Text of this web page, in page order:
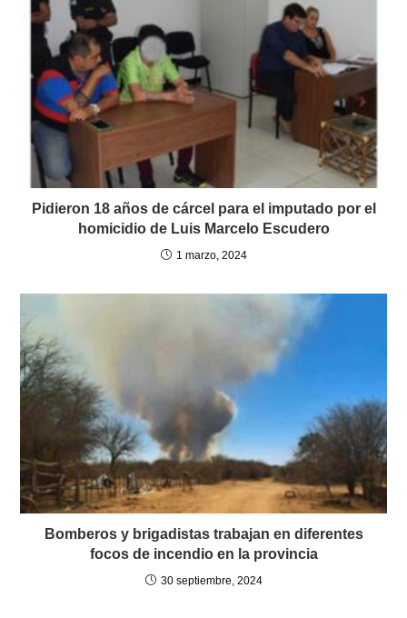
Pidieron 18 años de cárcel para el imputado por el
homicidio de Luis Marcelo Escudero
1 marzo, 2024
Bomberos y brigadistas trabajan en diferentes
focos de incendio en la provincia
30 septiembre, 2024